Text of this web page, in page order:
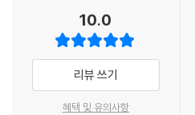
고군분투하는 릴리와 예사야의 이야기
세상에 알려진 뒤 기자들과 파파라치들
던 주위 사람들에게 배신당하고 괴로워
과 친구들의 이야기, 진정한 우정과 용
결해 나가는 릴리와 친구들의 이야기를
10.0
리뷰 쓰기
혜택 및 유의사항